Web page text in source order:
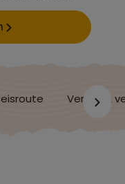
Verblijf &